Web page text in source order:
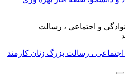
، رسالت بزرگ زنان کارمند